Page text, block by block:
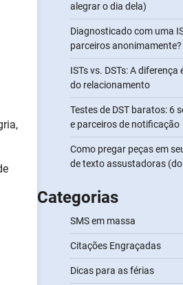
alegrar o dia dela)
Diagnosticado com uma
parceiros anonimamente?
ISTs vs. DSTs: A
do relacionamento
Testes de DST baratos: 6
e parceiros de notificação
Como pregar peças em
de texto assustadoras
Categorias
SMS em massa
Citações Engraçadas
Dicas para as férias